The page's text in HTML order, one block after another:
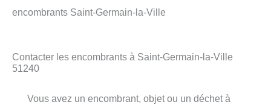
encombrants Saint-Germain-la-Ville
Contacter les encombrants à Saint-Germain-la-Ville
51240
Vous avez un encombrant, objet ou un déchet à